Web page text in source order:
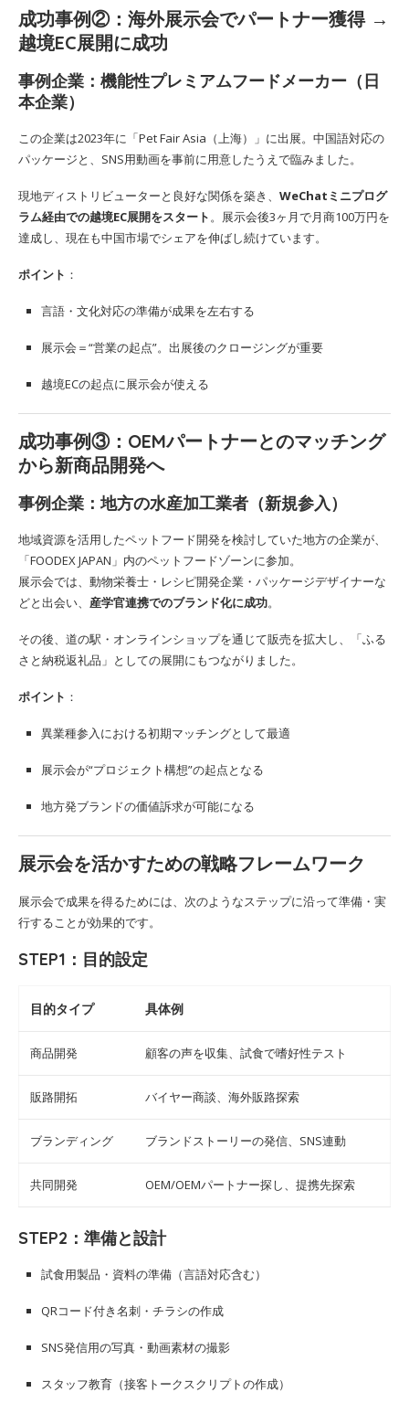
成功事例②：海外展示会でパートナー獲得 →
越境EC展開に成功
事例企業：機能性プレミアムフードメーカー（日
本企業）
この企業は2023年に「Pet Fair Asia（上海）」に出展。中国語対応の
パッケージと、SNS用動画を事前に用意したうえで臨みました。
現地ディストリビューターと良好な関係を築き、 WeChatミニプログ
ラム経由での越境EC展開をスタート。展示会後3ヶ月で月商100万円を
達成し、現在も中国市場でシェアを伸ばし続けています。
ポイント ：
言語・文化対応の準備が成果を左右する
展示会＝“営業の起点”。出展後のクロージングが重要
越境ECの起点に展示会が使える
成功事例③：OEMパートナーとのマッチング
から新商品開発へ
事例企業：地方の水産加工業者（新規参入）
地域資源を活用したペットフード開発を検討していた地方の企業が、
「FOODEX JAPAN」内のペットフードゾーンに参加。
展示会では、動物栄養士・レシピ開発企業・パッケージデザイナーな
どと出会い、 産学官連携でのブランド化に成功。
その後、道の駅・オンラインショップを通じて販売を拡大し、「ふる
さと納税返礼品」としての展開にもつながりました。
ポイント ：
異業種参入における初期マッチングとして最適
展示会が“プロジェクト構想”の起点となる
地方発ブランドの価値訴求が可能になる
展示会を活かすための戦略フレームワーク
展示会で成果を得るためには、次のようなステップに沿って準備・実
行することが効果的です。
STEP1：目的設定
目的タイプ 具体例
商品開発 顧客の声を収集、試食で嗜好性テスト
販路開拓 バイヤー商談、海外販路探索
ブランディング ブランドストーリーの発信、SNS連動
共同開発 OEM/OEMパートナー探し、提携先探索
STEP2：準備と設計
試食用製品・資料の準備（言語対応含む）
QRコード付き名刺・チラシの作成
SNS発信用の写真・動画素材の撮影
スタッフ教育（接客トークスクリプトの作成）